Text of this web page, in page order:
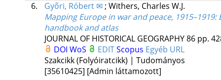
6.
Győri, Róbert ✉; Withers, Charles W.J.
Mapping Europe in war and peace,
handbook and atlas
JOURNAL OF HISTORICAL GEOGRAPHY86 pp.
DOI WoS EDITScopus Egyéb URL
Szakcikk (Folyóiratcikk) | Tudományos
[35610425] [Admin láttamozott]